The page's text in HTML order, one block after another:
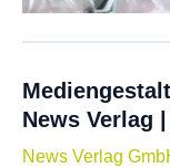
News Verlag
News Verlag